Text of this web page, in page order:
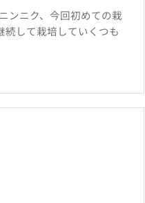
ンニク、今回初めての栽
続して栽培していくつも